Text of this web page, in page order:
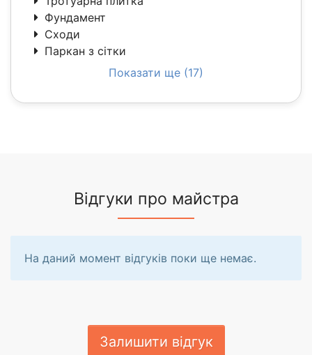
Фундамент
Сходи
Паркан з сітки
Показати ще (17)
Відгуки про майстра
На даний момент відгуків поки ще немає.
Залишити відгук